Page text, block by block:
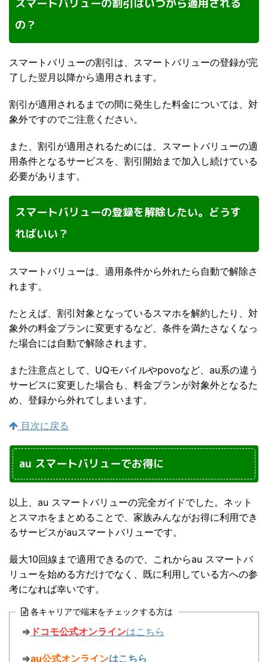
スマートバリューの割引はいつから適用される
の？
スマートバリューの割引は、スマートバリューの登録が完
了した翌月以降から適用されます。
割引が適用されるまでの間に発生した料金については、対
象外ですのでご注意ください。
また、割引が適用されるためには、スマートバリューの適
用条件となるサービスを、割引開始まで加入し続けている
必要があります。
スマートバリューの登録を解除したい。どうす
ればいい？
スマートバリューは、適用条件から外れたら自動で解除さ
れます。
たとえば、割引対象となっているスマホを解約したり、対
象外の料金プランに変更するなど、条件を満たさなくなっ
た場合には自動で解除されます。
また注意点として、UQモバイルやpovoなど、au系の違う
サービスに変更した場合も、料金プランが対象外となるた
め、登録から外れてしまいます。
目次に戻る
au スマートバリューでお得に
以上、au スマートバリューの完全ガイドでした。ネット
とスマホをまとめることで、家族みんながお得に利用でき
るサービスがauスマートバリューです。
最大10回線まで適用できるので、これからau スマートバ
リューを始める方だけでなく、既に利用している方への参
考になれば幸いです。
各キャリアで端末をチェックする方は
⇒ ドコモ公式オンラインはこちら
⇒au公式オンラインはこちら